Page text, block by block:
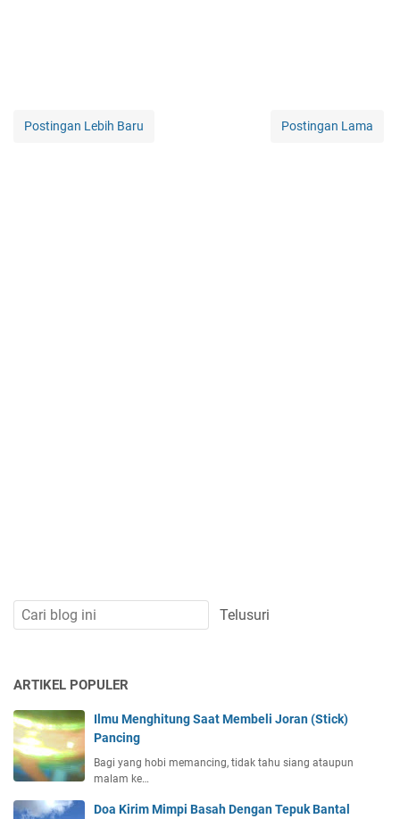
Postingan Lebih Baru Postingan Lama
ARTIKEL POPULER
Ilmu Menghitung Saat Membeli Joran (Stick)
Pancing
Bagi yang hobi memancing, tidak tahu siang ataupun
malam ke…
Doa Kirim Mimpi Basah Dengan Tepuk Bantal